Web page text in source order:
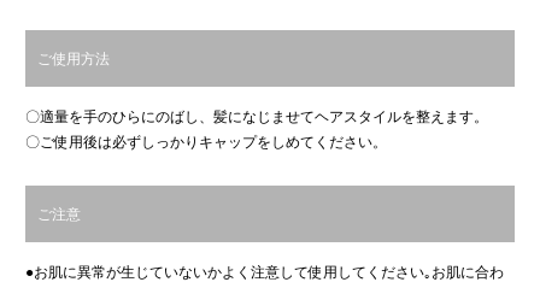
ご使用方法
〇適量を手のひらにのばし、髪になじませてヘアスタイルを整えます。
〇ご使用後は必ずしっかりキャップをしめてください。
ご注意
●お肌に異常が生じていないかよく注意して使用してください｡お肌に合わ